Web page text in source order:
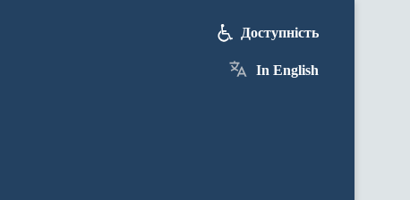
Доступність
In English